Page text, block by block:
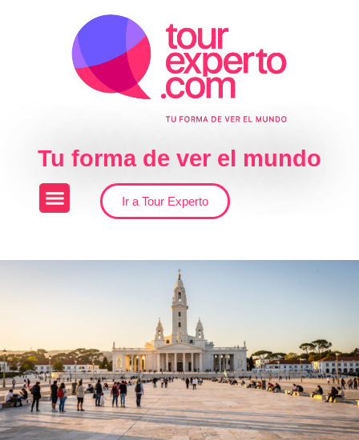
Tu forma de ver el mundo
Ir a Tour Experto